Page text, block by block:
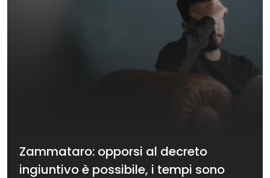
Zammataro: opporsi al decreto
ingiuntivo è possibile, i tempi sono